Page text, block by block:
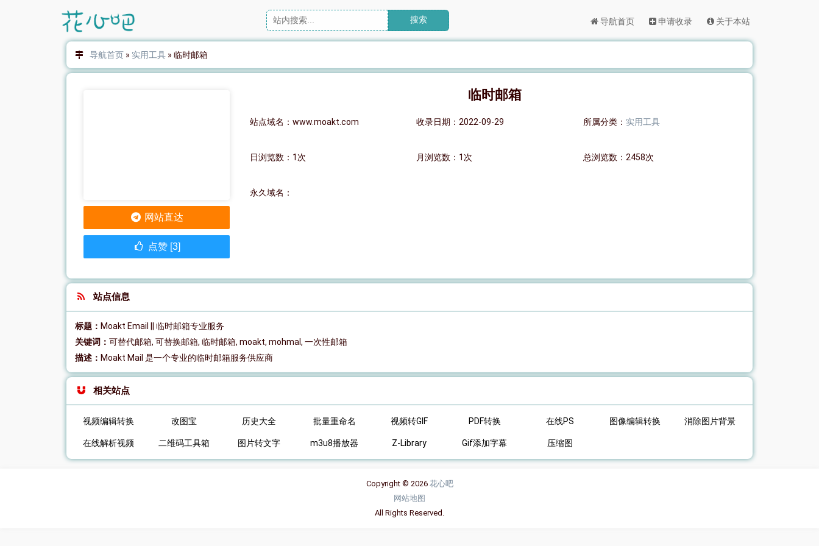
导航首页 申请收录 关于本站
搜索
导航首页» 实用工具» 临时邮箱
临时邮箱
站点域名：www.moakt.com 收录日期：2022-09-29 所属分类： 实用工具
日浏览数：1次 月浏览数：1次 总浏览数：2458次
永久域名：
网站直达
点赞 [3]
站点信息
标题： Moakt Email || 临时邮箱专业服务
关键词： 可替代邮箱, 可替换邮箱, 临时邮箱, moakt, mohmal, 一次性邮箱
描述： Moakt Mail 是一个专业的临时邮箱服务供应商
相关站点
视频编辑转换 改图宝 历史大全 批量重命名 视频转GIF PDF转换 在线PS 图像编辑转换 消除图片背景
在线解析视频 二维码工具箱 图片转文字 m3u8播放器 Z-Library Gif添加字幕 压缩图
Copyright © 2026 花心吧
网站地图
All Rights Reserved.